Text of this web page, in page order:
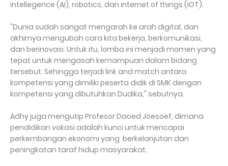
intellegence (AI), robotics, dan internet of things (IOT).
"Dunia sudah sangat mengarah ke arah digital, dan
akhirnya mengubah cara kita bekerja, berkomunikasi,
dan berinovasi. Untuk itu, lomba ini menjadi momen yang
tepat untuk mengasah kemampuan dalam bidang
tersebut. Sehingga terjadi link and match antara
kompetensi yang dimiliki peserta didik di SMK dengan
kompetensi yang dibutuhkan Dudika," sebutnya.
Adhy juga mengutip Profesor Daoed Joesoef, dimana
pendidikan vokasi adalah kunci untuk mencapai
perkembangan ekonomi yang berkelanjutan dan
peningkatan taraf hidup masyarakat.